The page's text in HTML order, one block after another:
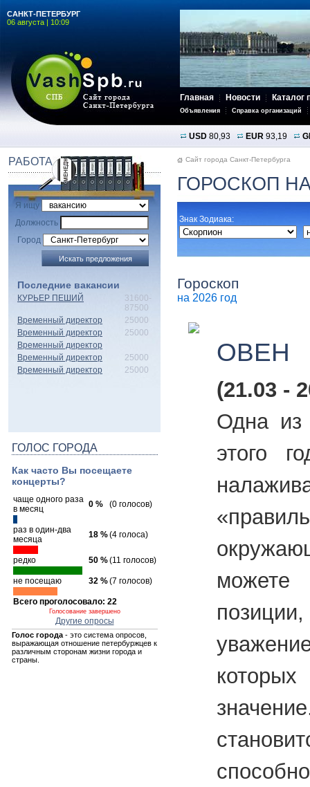
САНКТ-ПЕТЕРБУРГ
06 августа | 10:09
Главная Новости Каталог
Объявления Справка организаций
USD 80,93 EUR 93,19
РАБОТА
Я ищу
Должность
Город
Последние вакансии
КУРЬЕР ПЕШИЙ
31600-
87500
Временный директор
25000
Временный директор
25000
Временный директор
Временный директор
25000
Временный директор
25000
ГОЛОС ГОРОДА
Как часто Вы посещаете
концерты?
чаще одного раза
в месяц
0 % (0 голосов)
раз в один-два
месяца
18 %(4 голоса)
редко 50 %(11 голосов)
не посещаю 32 %(7 голосов)
Всего проголосовало: 22
Голосование завершено
Другие опросы
Голос города- это система опросов,
выражающая отношение петербуржцев к
различным сторонам жизни города и
страны.
Сайт города Санкт-Петербурга
ГОРОСКОП НА
Знак Зодиака:
Гороскоп
на 2026 год
ОВЕН
(21.03 -
Одна из
этого